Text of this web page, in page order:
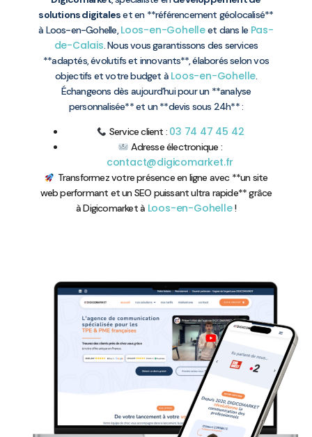
solutions digitaleset en **référencement géolocalisé**
à Loos-en-Gohelle,Loos-en-Gohelleet dans le Pas-
de-Calais. Nous vous garantissons des services
**adaptés, évolutifs et innovants**, élaborés selon vos
objectifs et votre budget à Loos-en-Gohelle.
Échangeons dès aujourd’hui pour un **analyse
personnalisée** et un **devis sous 24h** :
Service client : 03 74 47 45 42
Adresse électronique :
contact@digicomarket.fr
Transformez votre présence en ligne avec **un site
web performant et un SEO puissant ultra rapide** grâce
à Digicomarket à Loos-en-Gohelle!